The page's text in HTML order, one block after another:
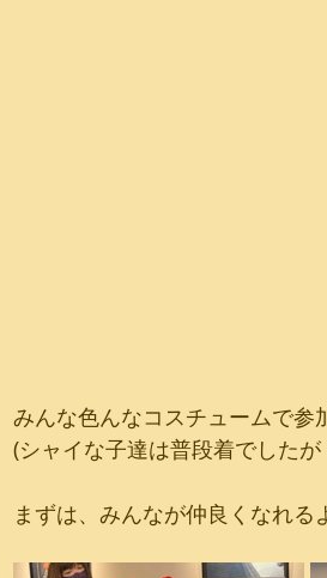
みんな色んなコスチュームで参
(シャイな子達は普段着でしたが
まずは、みんなが仲良くなれる